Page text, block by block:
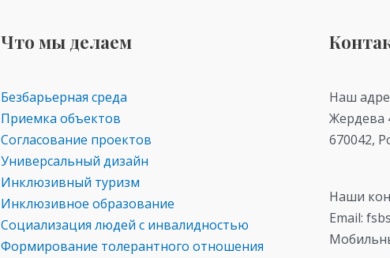
Что мы делаем
Безбарьерная среда
Приемка объектов
Согласование проектов
Универсальный дизайн
Инклюзивный туризм
Инклюзивное образование
Социализация людей с инвалидностью
Формирование толерантного отношения
Наш
Жердева
670042,
Наши
Email: